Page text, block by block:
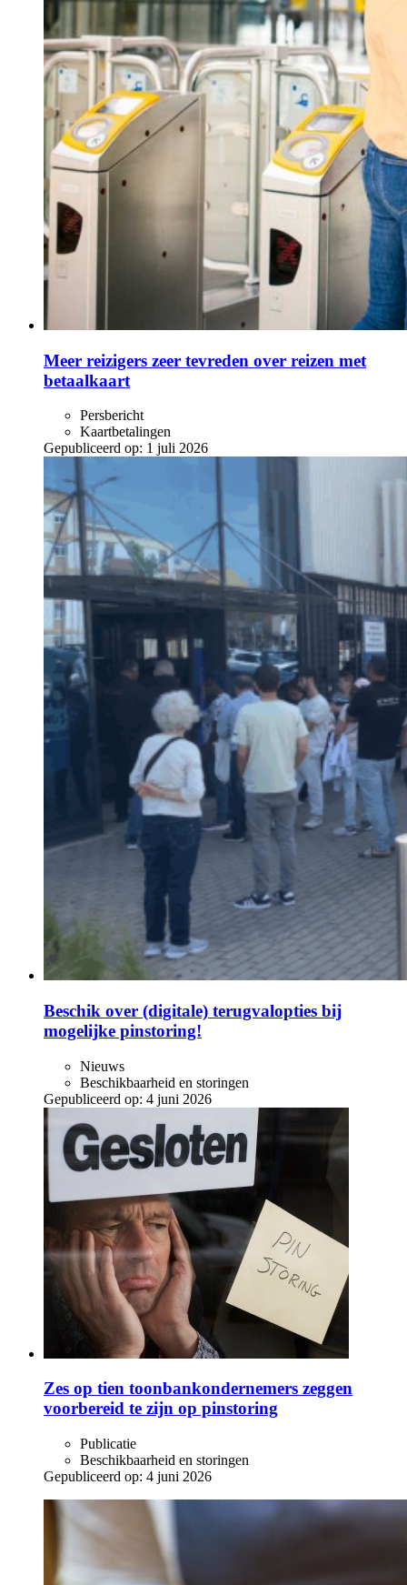
Meer reizigers zeer tevreden over reizen met
betaalkaart
Persbericht
Kaartbetalingen
Gepubliceerd op: 1 juli 2026
Beschik over (digitale) terugvalopties bij
mogelijke pinstoring!
Nieuws
Beschikbaarheid en storingen
Gepubliceerd op: 4 juni 2026
Zes op tien toonbankondernemers zeggen
voorbereid te zijn op pinstoring
Publicatie
Beschikbaarheid en storingen
Gepubliceerd op: 4 juni 2026